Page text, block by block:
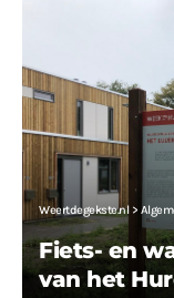
Weertdegekste.nl>
Fiets- en
van het